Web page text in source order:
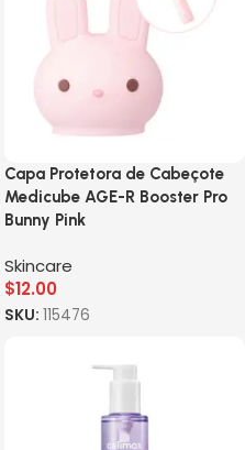
Capa Protetora de Cabeçote
Medicube AGE-R Booster Pro
Bunny Pink
Skincare
$12.00
SKU: 115476